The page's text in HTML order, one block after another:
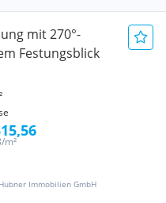
mit 270°-
Festungsblick
Immobilien GmbH
m²